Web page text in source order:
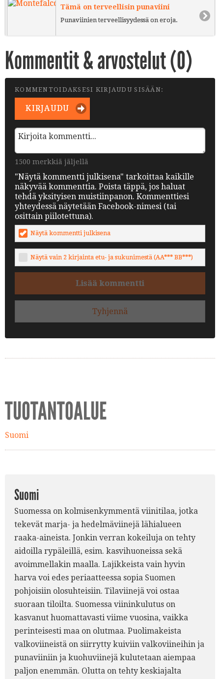
Tämä on terveellisin punaviini
Punaviinien terveellisyydessä on eroja.
Kommentit & arvostelut (0)
KOMMENTOIDAKSESI KIRJAUDU SISÄÄN:
KIRJAUDU
1500 merkkiä jäljellä
"Näytä kommentti julkisena" tarkoittaa kaikille
näkyvää kommenttia. Poista täppä, jos haluat
tehdä yksityisen muistiinpanon. Kommenttiesi
yhteydessä näytetään Facebook-nimesi (tai
osittain piilotettuna).
Näytä kommentti julkisena
Näytä vain 2 kirjainta etu- ja sukunimestä (AA*** BB***)
Lisää kommentti
Tyhjennä
TUOTANTOALUE
Suomi
Suomi
Suomessa on kolmisenkymmentä viinitilaa, jotka
tekevät marja- ja hedelmäviinejä lähialueen
raaka-aineista. Jonkin verran kokeiluja on tehty
aidoilla rypäleillä, esim. kasvihuoneissa sekä
avoimmellakin maalla. Lajikkeista vain hyvin
harva voi edes periaatteessa sopia Suomen
pohjoisiin olosuhteisiin. Tilaviinejä voi ostaa
suoraan tiloilta. Suomessa viininkulutus on
kasvanut huomattavasti viime vuosina, vaikka
perinteisesti maa on olutmaa. Puolimakeista
valkoviineistä on siirrytty kuiviin valkoviineihin ja
punaviiniin ja kuohuviinejä kulutetaan aiempaa
paljon enemmän. Olutta on tehty keskiajalta